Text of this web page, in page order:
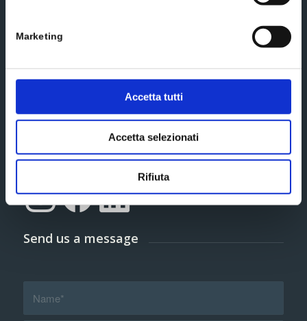
Marketing
Accetta tutti
Accetta selezionati
Rifiuta
I accept the terms and conditions of the
extended
Send us a message